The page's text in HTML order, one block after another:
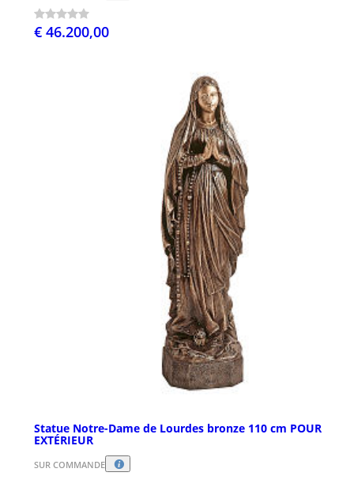
€ 46.200,00
Statue Notre-Dame de Lourdes bronze 110 cm POUR
EXTÉRIEUR
SUR COMMANDE